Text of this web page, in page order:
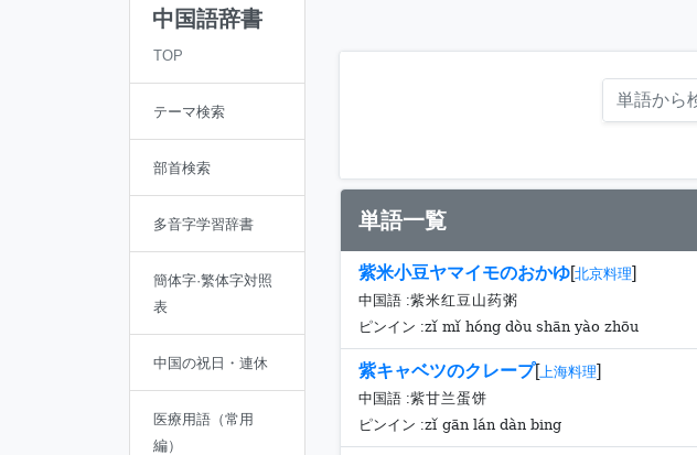
中国語辞書
TOP
テーマ検索
部首検索
多音字学習辞書
簡体字·繁体字対照
表
中国の祝日・連休
医療用語（常用
編）
単語一覧
紫米小豆ヤマイモのおかゆ[北京料理]
中国語 :紫米红豆山药粥
ピンイン :zǐ mǐ hóng dòu shān yào zhōu
紫キャベツのクレープ[上海料理]
中国語 :紫甘兰蛋饼
ピンイン :zǐ gān lán dàn bing